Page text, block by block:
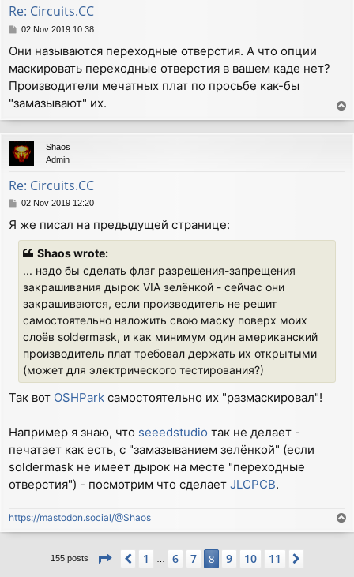
Re: Circuits.CC
P
s
t
02 Nov 2019 10:38
Они называются переходные отверстия. А что опции
маскировать переходные отверстия в вашем каде нет?
Производители мечатных плат по просьбе как-бы
"замазывают" их.
o
p
Shaos
Admin
Re: Circuits.CC
P
s
t
02 Nov 2019 12:20
Я же писал на предыдущей странице:
Shaos wrote:
... надо бы сделать флаг разрешения-запрещения
закрашивания дырок VIA зелёнкой - сейчас они
закрашиваются, если производитель не решит
самостоятельно наложить свою маску поверх моих
слоёв soldermask, и как минимум один американский
производитель плат требовал держать их открытыми
(может для электрического тестирования?)
Так вот OSHPark самостоятельно их "размаскировал"!
Например я знаю, что seeedstudio так не делает -
печатает как есть, с "замазыванием зелёнкой" (если
soldermask не имеет дырок на месте "переходные
отверстия") - посмотрим что сделает JLCPCB.
https://mastodon.social/@Shaos
o
155 posts Page 8of 11
Previous
1 6 7 8 9 10 11